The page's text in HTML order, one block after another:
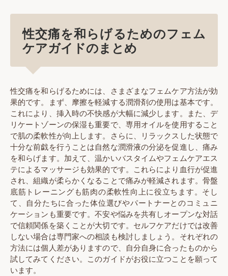
性交痛を和らげるためのフェム
ケアガイドのまとめ
性交痛を和らげるためには、さまざまなフェムケア方法が効
果的です。まず、摩擦を軽減する潤滑剤の使用は基本です。
これにより、挿入時の不快感が大幅に減少します。また、デ
リケートゾーンの保湿も重要で、専用オイルを使用すること
で肌の柔軟性が向上します。さらに、リラックスした状態で
十分な前戯を行うことは自然な潤滑液の分泌を促進し、痛み
を和らげます。加えて、温かいバスタイムやフェムケアエス
テによるマッサージも効果的です。これらにより血行が促進
され、組織が柔らかくなることで痛みが軽減されます。骨盤
底筋トレーニングも筋肉の柔軟性向上に役立ちます。そし
て、自分たちに合った体位選びやパートナーとのコミュニ
ケーションも重要です。不安や悩みを共有しオープンな対話
で信頼関係を築くことが大切です。セルフケアだけでは改善
しない場合は専門家への相談も検討しましょう。それぞれの
方法には個人差がありますので、自分自身に合ったものから
試してみてください。このガイドがお役に立つことを願って
います。